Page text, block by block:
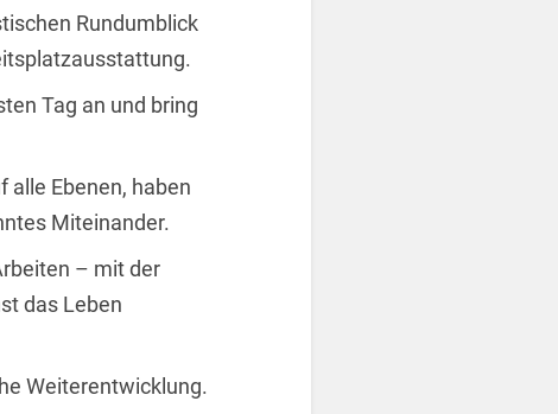
Rundumblick
Tag an und bring
alle Ebenen, haben
Miteinander.
– mit der
das Leben
Weiterentwicklung.